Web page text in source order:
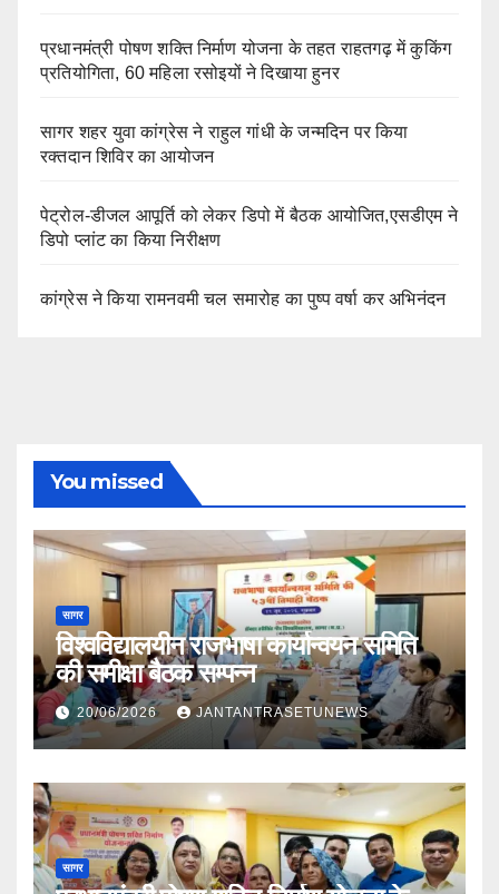
प्रधानमंत्री पोषण शक्ति निर्माण योजना के तहत राहतगढ़ में कुकिंग
प्रतियोगिता, 60 महिला रसोइयों ने दिखाया हुनर
सागर शहर युवा कांग्रेस ने राहुल गांधी के जन्मदिन पर किया
रक्तदान शिविर का आयोजन
पेट्रोल-डीजल आपूर्ति को लेकर डिपो में बैठक आयोजित,एसडीएम ने
डिपो प्लांट का किया निरीक्षण
कांग्रेस ने किया रामनवमी चल समारोह का पुष्प वर्षा कर अभिनंदन
You missed
सागर
विश्वविद्यालयीन राजभाषा कार्यान्वयन समिति
की समीक्षा बैठक सम्पन्न
20/06/2026 JANTANTRASETUNEWS
सागर